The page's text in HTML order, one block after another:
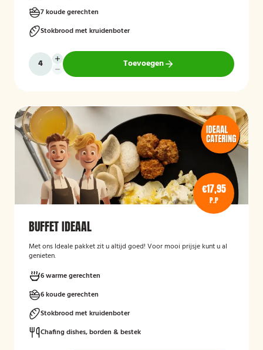
7 koude gerechten
Stokbrood met kruidenboter
Toevoegen
€17,95
P.P
BUFFET IDEAAL
Met ons Ideale pakket zit u altijd goed! Voor mooi prijsje kunt u al
genieten.
6 warme gerechten
6 koude gerechten
Stokbrood met kruidenboter
Chafing dishes, borden & bestek